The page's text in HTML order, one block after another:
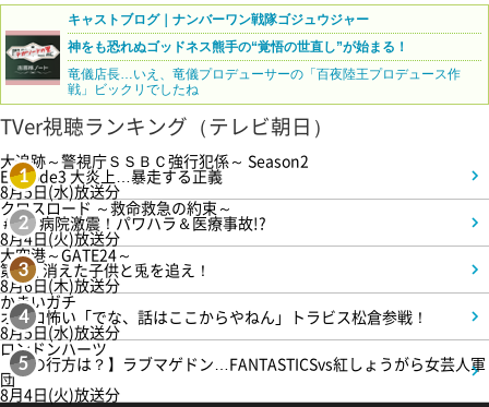
キャストブログ｜ナンバーワン戦隊ゴジュウジャー
神をも恐れぬゴッドネス熊手の“覚悟の世直し”が始まる！
竜儀店長…いえ、竜儀プロデューサーの「百夜陸王プロデュース作
戦」ビックリでしたね
TVer視聴ランキング（テレビ朝日）
1
大追跡～警視庁ＳＳＢＣ強行犯係～ Season2
Episode3 大炎上…暴走する正義
8月5日(水)放送分
2
クロスロード ～救命救急の約束～
＃5 病院激震！パワハラ＆医療事故!?
8月4日(火)放送分
3
大空港～GATE24～
第3話 消えた子供と兎を追え！
8月6日(木)放送分
4
かまいガチ
オモロ怖い「でな、話はここからやねん」トラビス松倉参戦！
8月5日(水)放送分
5
ロンドンハーツ
【恋の行方は？】ラブマゲドン…FANTASTICSvs紅しょうがら女芸人軍
団
8月4日(火)放送分